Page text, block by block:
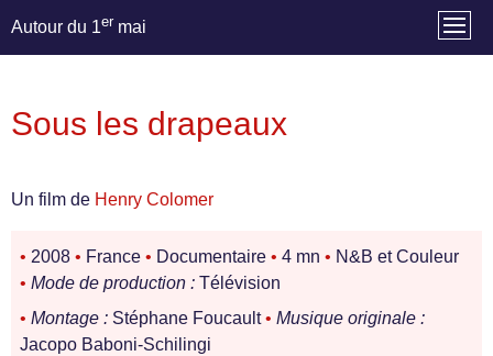
Autour du 1er mai
Sous les drapeaux
Un film de Henry Colomer
• 2008 • France • Documentaire • 4 mn • N&B et Couleur
• Mode de production : Télévision
• Montage : Stéphane Foucault• Musique originale :
Jacopo Baboni-Schilingi